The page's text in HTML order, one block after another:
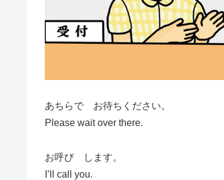
あちらで お待ちください。
Please wait over there.
お呼び します。
I’ll call you.